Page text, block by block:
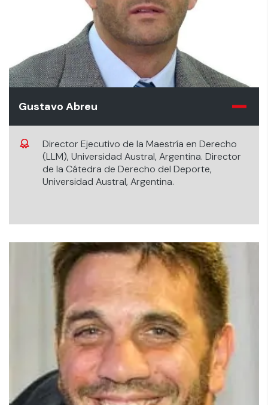
Gustavo Abreu
Director Ejecutivo de la Maestría en Derecho
(LLM), Universidad Austral, Argentina. Director
de la Cátedra de Derecho del Deporte,
Universidad Austral, Argentina.